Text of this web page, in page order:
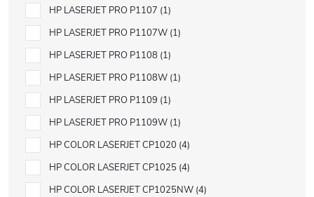
HP LASERJET PRO P1107 1
HP LASERJET PRO P1107W 1
HP LASERJET PRO P1108 1
HP LASERJET PRO P1108W 1
HP LASERJET PRO P1109 1
HP LASERJET PRO P1109W 1
HP COLOR LASERJET CP1020 4
HP COLOR LASERJET CP1025 4
HP COLOR LASERJET CP1025NW 4